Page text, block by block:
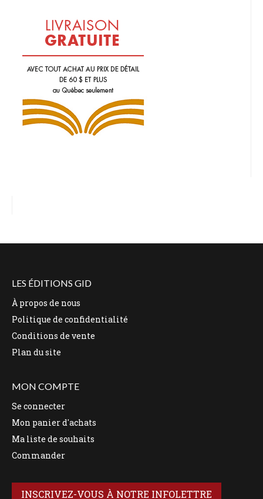
LES ÉDITIONS GID
À propos de nous
Politique de confidentialité
Conditions de vente
Plan du site
MON COMPTE
Se connecter
Mon panier d'achats
Ma liste de souhaits
Commander
INSCRIVEZ-VOUS À NOTRE INFOLETTRE